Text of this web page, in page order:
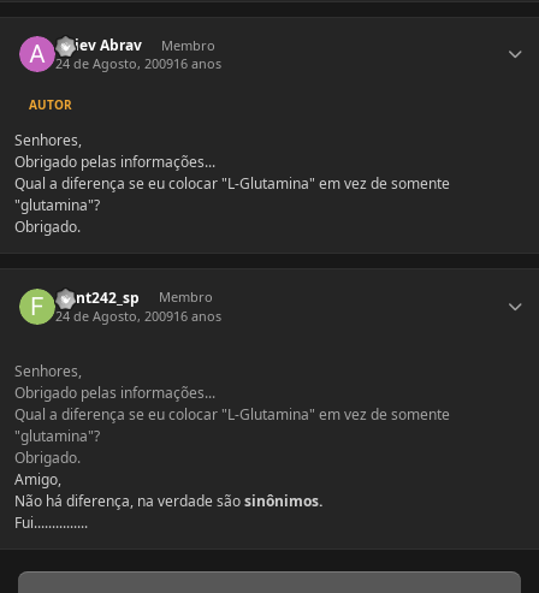
Aniev Abrav
Membro
24 de Agosto, 200916 anos
AUTOR
Senhores,
Obrigado pelas informações...
Qual a diferença se eu colocar "L-Glutamina" em vez de somente
"glutamina"?
Obrigado.
front242_sp
Membro
24 de Agosto, 200916 anos
Senhores,
Obrigado pelas informações...
Qual a diferença se eu colocar "L-Glutamina" em vez de somente
"glutamina"?
Obrigado.
Amigo,
Não há diferença, na verdade sãosinônimos.
Fui...............